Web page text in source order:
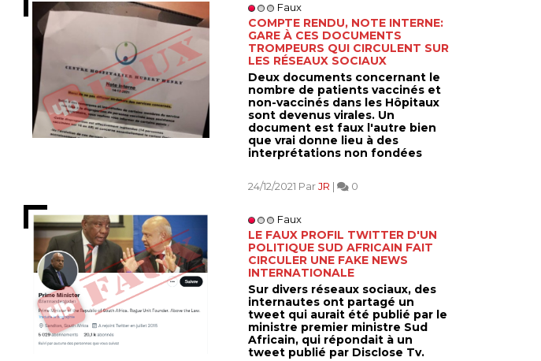
Faux
COMPTE RENDU, NOTE INTERNE:
GARE À CES DOCUMENTS
TROMPEURS QUI CIRCULENT SUR
LES RÉSEAUX SOCIAUX
Deux documents concernant le
nombre de patients vaccinés et
non-vaccinés dans les Hôpitaux
sont devenus virales. Un
document est faux l'autre bien
que vrai donne lieu à des
interprétations non fondées
24/12/2021 ParJR | 0
Faux
LE FAUX PROFIL TWITTER D'UN
POLITIQUE SUD AFRICAIN FAIT
CIRCULER UNE FAKE NEWS
INTERNATIONALE
Sur divers réseaux sociaux, des
internautes ont partagé un
tweet qui aurait été publié par le
ministre premier ministre Sud
Africain, qui répondait à un
tweet publié par Disclose Tv.